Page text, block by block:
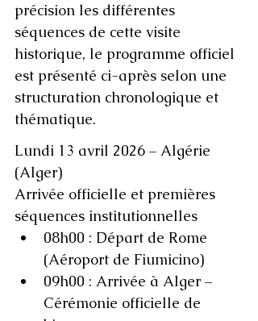
précision les différentes
séquences de cette visite
historique, le programme officiel
est présenté ci-après selon une
structuration chronologique et
thématique.
Lundi 13 avril 2026 – Algérie
(Alger)
Arrivée officielle et premières
séquences institutionnelles
08h00 : Départ de Rome
(Aéroport de Fiumicino)
09h00 : Arrivée à Alger –
Cérémonie officielle de